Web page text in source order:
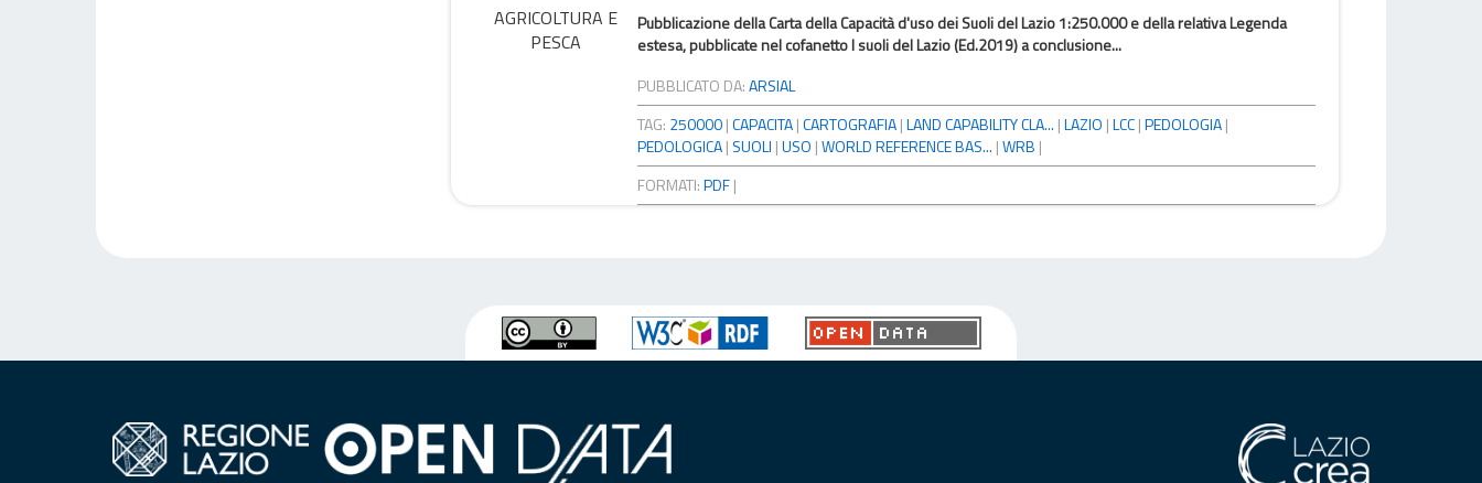
AGRICOLTURA E
PESCA
Pubblicazione della Carta della Capacità d'uso dei Suoli del Lazio 1:250.000 e della relativa Legenda
estesa, pubblicate nel cofanetto I suoli del Lazio (Ed.2019) a conclusione...
PUBBLICATO DA:ARSIAL
TAG: 250000 |CAPACITA |CARTOGRAFIA |LAND CAPABILITY CLA... |LAZIO |LCC |PEDOLOGIA |
PEDOLOGICA | SUOLI |USO |WORLD REFERENCE BAS... |WRB |
FORMATI:PDF |